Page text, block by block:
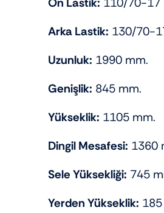
Arka Lastik: 130/70-
Uzunluk: 1990 mm.
Genişlik: 845 mm.
Yükseklik: 1105 mm.
Dingil Mesafesi: 1360
Sele Yüksekliği: 745
Yerden Yükseklik: